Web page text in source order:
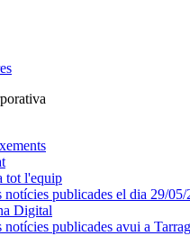
tot l'equip
notícies publicades el dia 29/05/
Digital
notícies publicades avui a